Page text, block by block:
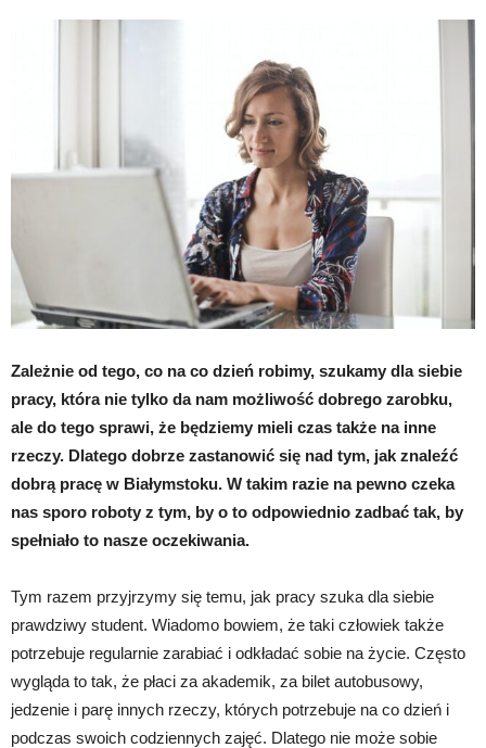
Zależnie od tego, co na co dzień robimy, szukamy dla siebie
pracy, która nie tylko da nam możliwość dobrego zarobku,
ale do tego sprawi, że będziemy mieli czas także na inne
rzeczy. Dlatego dobrze zastanowić się nad tym, jak znaleźć
dobrą pracę w Białymstoku. W takim razie na pewno czeka
nas sporo roboty z tym, by o to odpowiednio zadbać tak, by
spełniało to nasze oczekiwania.
Tym razem przyjrzymy się temu, jak pracy szuka dla siebie
prawdziwy student. Wiadomo bowiem, że taki człowiek także
potrzebuje regularnie zarabiać i odkładać sobie na życie. Często
wygląda to tak, że płaci za akademik, za bilet autobusowy,
jedzenie i parę innych rzeczy, których potrzebuje na co dzień i
podczas swoich codziennych zajęć. Dlatego nie może sobie